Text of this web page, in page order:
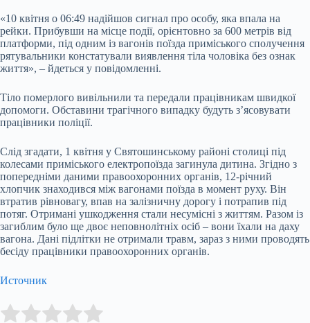
«10 квітня о 06:49 надійшов сигнал про особу, яка впала на
рейки. Прибувши на місце події, орієнтовно за 600 метрів від
платформи, під одним із вагонів поїзда приміського сполучення
рятувальники констатували виявлення тіла чоловіка без ознак
життя», – йдеться у повідомленні.
Тіло померлого вивільнили та передали працівникам швидкої
допомоги. Обставини трагічного випадку будуть з’ясовувати
працівники поліції.
Слід згадати, 1 квітня у Святошинському районі столиці під
колесами приміського електропоїзда загинула дитина. Згідно з
попередніми даними правоохоронних органів, 12-річний
хлопчик знаходився між вагонами поїзда в момент руху. Він
втратив рівновагу, впав на залізничну дорогу і потрапив під
потяг. Отримані ушкодження стали несумісні з життям. Разом із
загиблим було ще двоє неповнолітніх осіб – вони їхали на даху
вагона. Дані підлітки не отримали травм, зараз з ними проводять
бесіду працівники правоохоронних органів.
Источник
Rate this item: